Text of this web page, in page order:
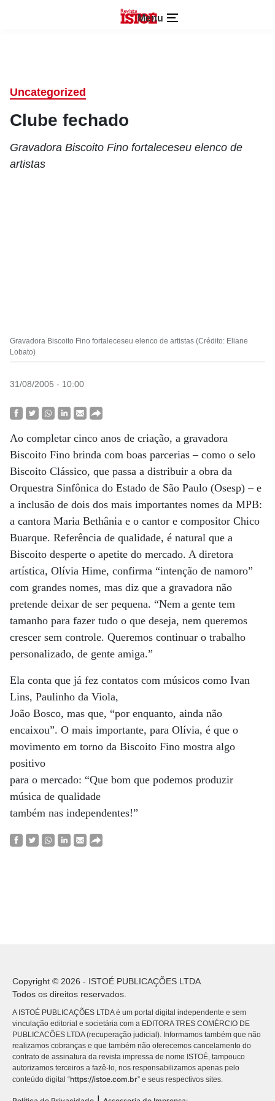
Menu
Uncategorized
Clube fechado
Gravadora Biscoito Fino fortaleceseu elenco de
artistas
Gravadora Biscoito Fino fortaleceseu elenco de artistas (Crédito: Eliane
Lobato)
31/08/2005 - 10:00
Ao completar cinco anos de criação, a gravadora
Biscoito Fino brinda com boas parcerias – como o selo
Biscoito Clássico, que passa a distribuir a obra da
Orquestra Sinfônica do Estado de São Paulo (Osesp) – e
a inclusão de dois dos mais importantes nomes da MPB:
a cantora Maria Bethânia e o cantor e compositor Chico
Buarque. Referência de qualidade, é natural que a
Biscoito desperte o apetite do mercado. A diretora
artística, Olívia Hime, confirma “intenção de namoro”
com grandes nomes, mas diz que a gravadora não
pretende deixar de ser pequena. “Nem a gente tem
tamanho para fazer tudo o que deseja, nem queremos
crescer sem controle. Queremos continuar o trabalho
personalizado, de gente amiga.”
Ela conta que já fez contatos com músicos como Ivan
Lins, Paulinho da Viola,
João Bosco, mas que, “por enquanto, ainda não
encaixou”. O mais importante, para Olívia, é que o
movimento em torno da Biscoito Fino mostra algo
positivo
para o mercado: “Que bom que podemos produzir
música de qualidade
também nas independentes!”
Copyright © 2026 - ISTOÉ PUBLICAÇÕES LTDA
Todos os direitos reservados.
A ISTOÉ PUBLICAÇÕES LTDA é um portal digital independente e sem
vinculação editorial e societária com a EDITORA TRES COMÉRCIO DE
PUBLICACÕES LTDA (recuperação judicial). Informamos também que não
realizamos cobranças e que também não oferecemos cancelamento do
contrato de assinatura da revista impressa de nome ISTOÉ, tampouco
autorizamos terceiros a fazê-lo, nos responsabilizamos apenas pelo
conteúdo digital “https://istoe.com.br” e seus respectivos sites.